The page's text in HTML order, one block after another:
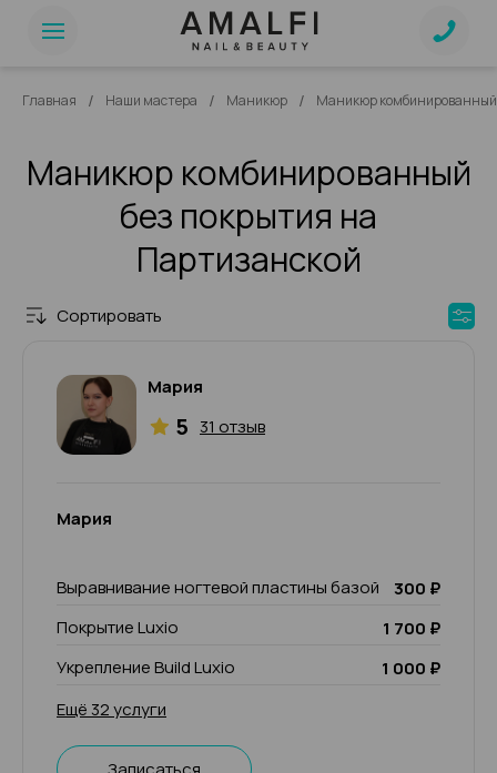
Главная / Наши мастера / Маникюр / Маникюр комбинированный
Маникюр комбинированный
без покрытия на
Партизанской
Сортировать
Мария
5 31 отзыв
Мария
Выравнивание ногтевой пластины базой
300 ₽
Покрытие Luxio
1 700 ₽
Укрепление Build Luxio
1 000 ₽
Ещё 32 услуги